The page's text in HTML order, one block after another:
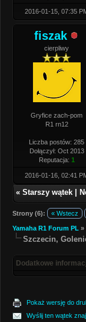
2016-01-15, 07:35
fiszak
cierpliwy
Gryfice zach-pom
R1 rn12
Liczba postów: 285
Dołączył: Oct 2013
Reputacja: 1
2016-01-16, 02:41
« Starszy wątek
Strony (6): « Wstecz
Yamaha R1 Forum PL »
Szczecin,
Dodatkowe
Pokaż wersję do
Wyślij ten wątek